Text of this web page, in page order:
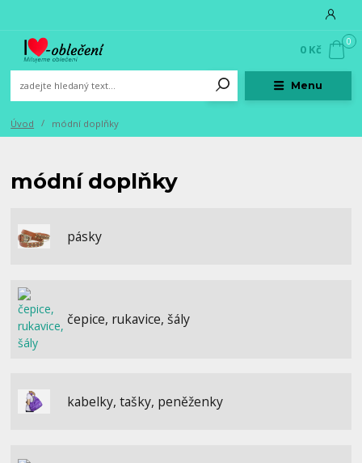
Menu
0
0 Kč
Úvod módní doplňky
módní doplňky
pásky
čepice, rukavice, šály
kabelky, tašky, peněženky